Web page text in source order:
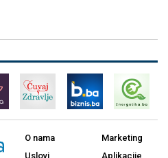
O nama
Uslovi
Marketing
Aplikacije